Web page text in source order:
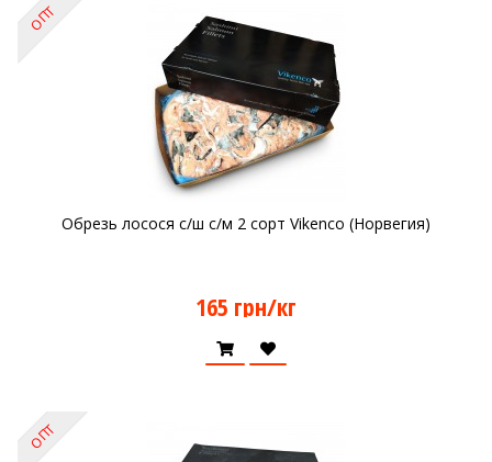
ОПТ
Обрезь лосося с/ш с/м 2 сорт Vikenco (Норвегия)
165 грн/кг
ОПТ